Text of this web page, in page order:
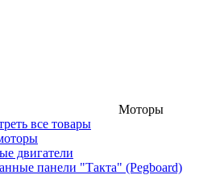
Моторы
все товары
двигатели
панели "Такта" (Pegboard)